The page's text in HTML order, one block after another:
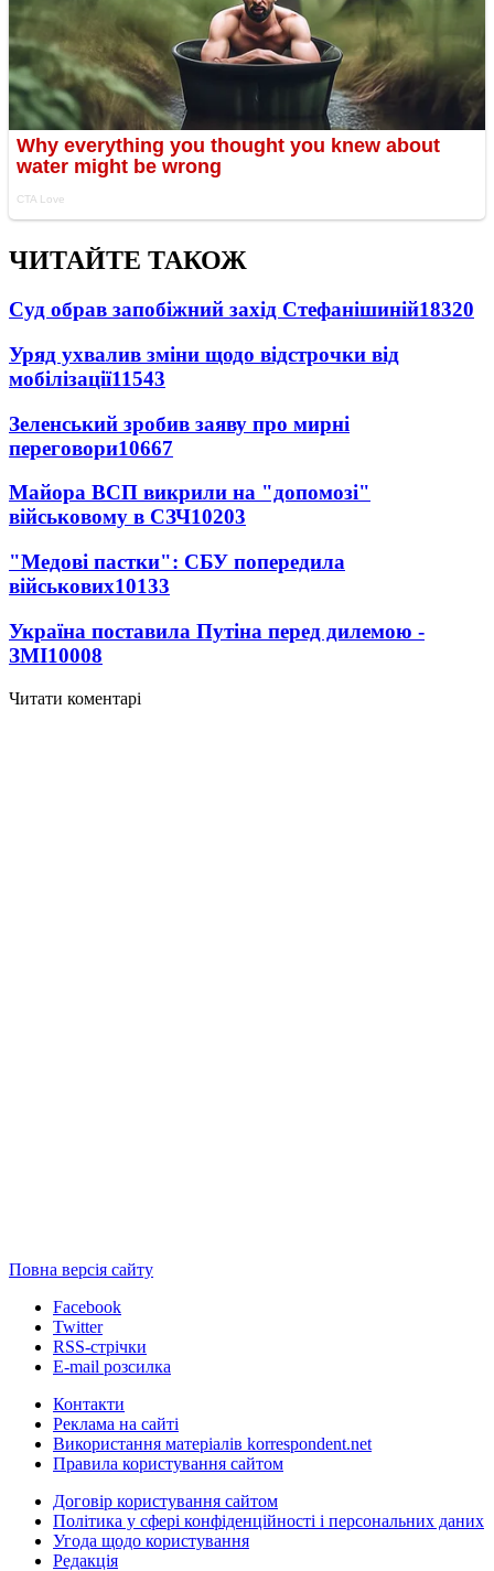
ЧИТАЙТЕ ТАКОЖ
Суд обрав запобіжний захід Стефанішиній18320
Уряд ухвалив зміни щодо відстрочки від
мобілізації11543
Зеленський зробив заяву про мирні
переговори10667
Майора ВСП викрили на "допомозі"
військовому в СЗЧ10203
"Медові пастки": СБУ попередила
військових10133
Україна поставила Путіна перед дилемою -
ЗМІ10008
Читати коментарі
Повна версія сайту
Facebook
Twitter
RSS-стрічки
E-mail розсилка
Контакти
Реклама на сайті
Використання матеріалів korrespondent.net
Правила користування сайтом
Договір користування сайтом
Політика у сфері конфіденційності і персональних даних
Угода щодо користування
Редакція